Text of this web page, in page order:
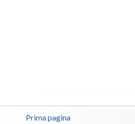
Prima pagina